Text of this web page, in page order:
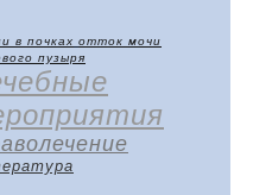
в почках отток мочи
пузыря